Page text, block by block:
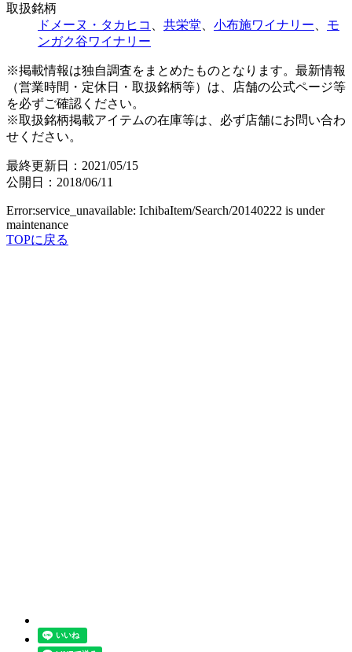
取扱銘柄
ドメーヌ・タカヒコ
共栄堂 小布施ワイナリー
モ
ンガク谷ワイナリー
※掲載情報は独自調査をまとめたものとなります。最新情報
（営業時間・定休日・取扱銘柄等）は、店舗の公式ページ等
を必ずご確認ください。
※取扱銘柄掲載アイテムの在庫等は、必ず店舗にお問い合わ
せください。
最終更新日：2021/05/15
公開日：2018/06/11
Error:service_unavailable: IchibaItem/Search/20140222 is under
maintenance
TOPに戻る